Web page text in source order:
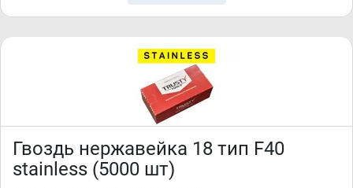
Гвоздь нержавейка 18 тип F40
stainless (5000 шт)